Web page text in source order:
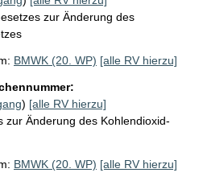
zur Änderung des
BMWK (20. WP) [alle RV hierzu]
) [alle RV hierzu]
zur Änderung des Kohlendioxid-
BMWK (20. WP) [alle RV hierzu]